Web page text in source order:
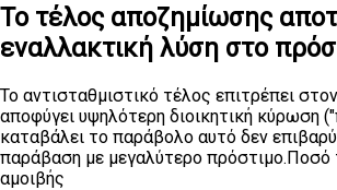
Το τέλος αποζημίωσης
εναλλακτική λύση στο
Το αντισταθμιστικό τέλος επιτρέπει
αποφύγει υψηλότερη διοικητική κύρωση
καταβάλει το παράβολο αυτό δεν
παράβαση με μεγαλύτερο πρόστιμο.Ποσό
αμοιβής